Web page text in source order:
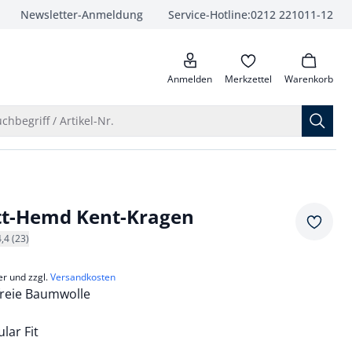
Newsletter-Anmeldung Service-Hotline:0212 221011-12
anrufen
Anmelden Merkzettel Warenkorb
/ Artikel-Nr.
Hemd Kent-Kragen
(23)
und zzgl.Versandkosten
Baumwolle
Fit